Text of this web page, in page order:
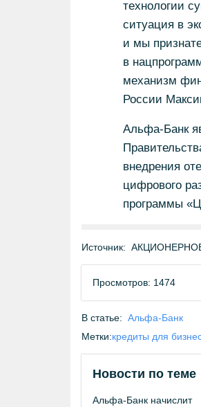
технологии
ситуация в
и мы
в
механизм
России
Альфа-Банк
внедрения
цифрового
программы
Источник:
Просмотров: 1474
В статье: Альфа-Банк
Метки:кредиты для
Новости по теме
Альфа-Банк начислит